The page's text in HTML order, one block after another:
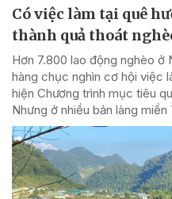
Có việc làm tại quê
thành quả thoát
Hơn 7.800 lao động nghèo ở
hàng chục nghìn cơ hội việc
hiện Chương trình mục tiêu
Nhưng ở nhiều bản làng miền